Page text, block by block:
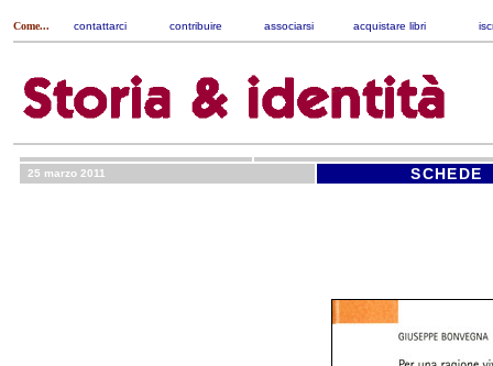
Come... contattarci contribuire associarsi acquistare libri
25 marzo 2011 SCHEDE